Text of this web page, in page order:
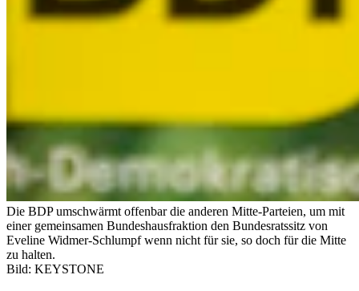
Die BDP umschwärmt offenbar die anderen Mitte-Parteien, um mit
einer gemeinsamen Bundeshausfraktion den Bundesratssitz von
Eveline Widmer-Schlumpf wenn nicht für sie, so doch für die Mitte
zu halten.
Bild: KEYSTONE